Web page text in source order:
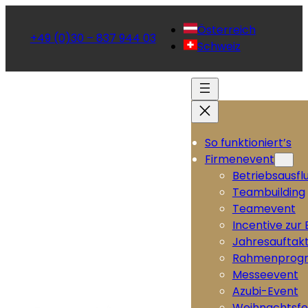
+49 (0)30 – 837 944 03
Österreich
Schweiz
So funktioniert’s
Firmenevent
Teambuilding
Teamevent
Incentive zur
Messeevent
Azubi-Event